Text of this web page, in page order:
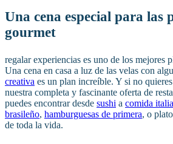
Una cena especial para las
gourmet
regalar experiencias es uno de los mejores
Una cena en casa a luz de las velas con
creativa es un plan increíble. Y si no
nuestra completa y fascinante oferta de
puedes encontrar desde sushi a comida
brasileño, hamburguesas de primera, o
de toda la vida.